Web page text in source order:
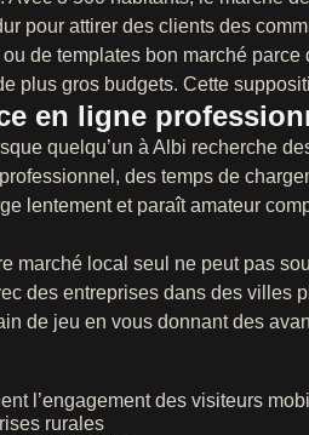
pour attirer des clients des
de templates bon marché
plus gros budgets. Cette
en ligne
quelqu’un à Albi recherche
des temps de
lentement et paraît amateur
marché local seul ne peut pas
des entreprises dans des villes
de jeu en vous donnant des
l’engagement des visiteurs
rurales